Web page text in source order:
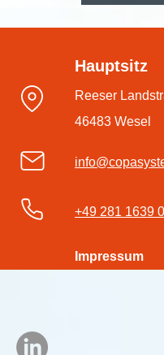
Hauptsitz
Reeser
46483 Wesel
+49 281 1639 0
Impressum